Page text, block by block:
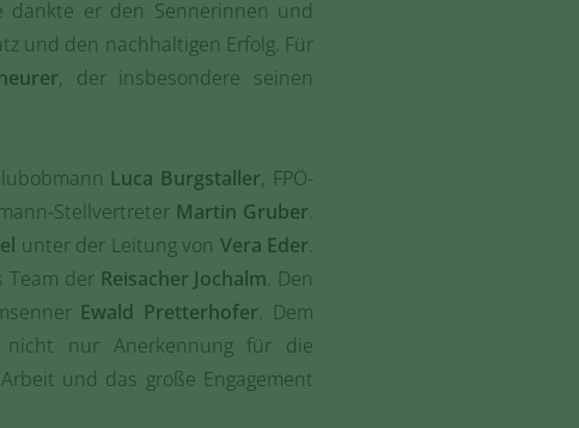
dankte er den Sennerinnen und
und den nachhaltigen Erfolg. Für
, der insbesondere seinen
Luca Burgstaller, FPÖ-
Stellvertreter Martin Gruber.
unter der Leitung von Vera Eder.
Team der Reisacher Jochalm. Den
Ewald Pretterhofer. Dem
nicht nur Anerkennung für die
und das große Engagement